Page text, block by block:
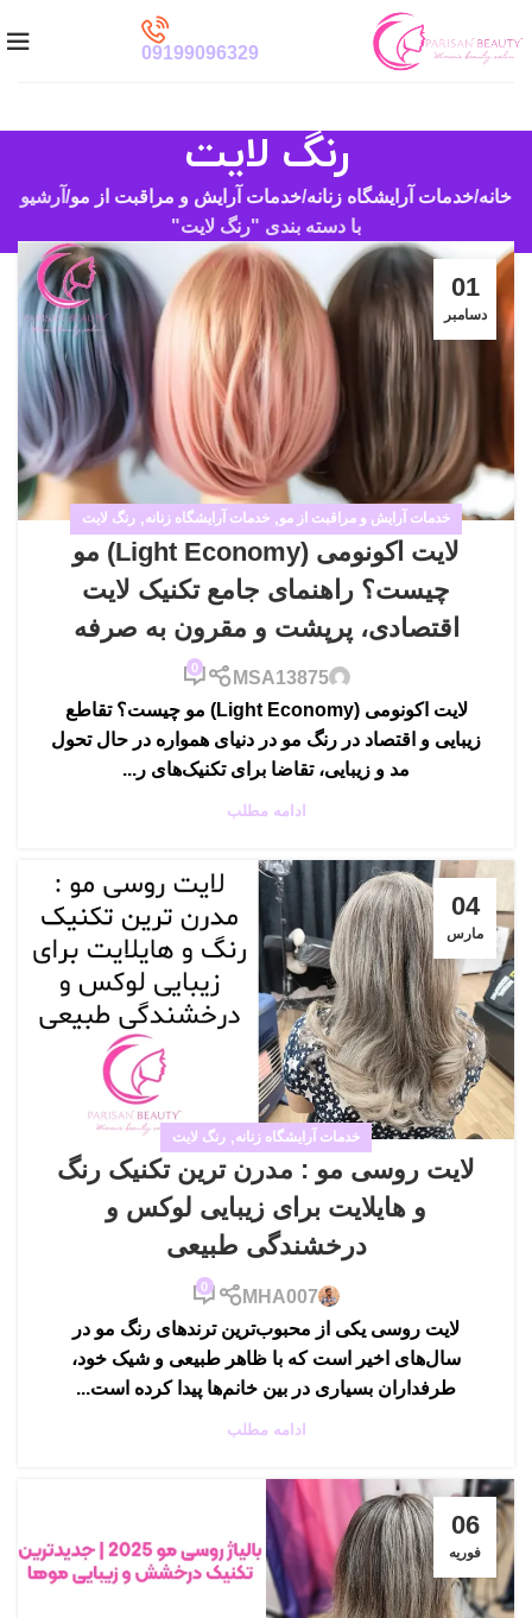
09199096329
رنگ لایت
خانه خدمات آرایشگاه زنانه خدمات آرایش و مراقبت از مو آرشیو
با دسته بندی "رنگ لایت"
01
دسامبر
خدمات آرایش و مراقبت از مو, خدمات آرایشگاه زنانه, رنگ لایت
لایت اکونومی (Light Economy) مو
چیست؟ راهنمای جامع تکنیک لایت
اقتصادی، پرپشت و مقرون به صرفه
MSA13875
0
لایت اکونومی (Light Economy) مو چیست؟ تقاطع
زیبایی و اقتصاد در رنگ مو در دنیای همواره در حال تحول
مد و زیبایی، تقاضا برای تکنیک‌های ر...
ادامه مطلب
04
مارس
خدمات آرایشگاه زنانه, رنگ لایت
لایت روسی مو : مدرن ترین تکنیک رنگ
و هایلایت برای زیبایی لوکس و
درخشندگی طبیعی
MHA007
0
لایت روسی یکی از محبوب‌ترین ترندهای رنگ مو در
سال‌های اخیر است که با ظاهر طبیعی و شیک خود،
طرفداران بسیاری در بین خانم‌ها پیدا کرده است...
ادامه مطلب
06
فوریه